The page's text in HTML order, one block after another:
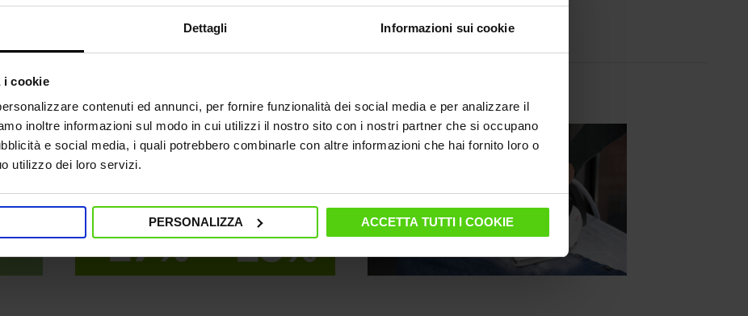
Dettagli Informazioni sui cookie
i cookie
contenuti ed annunci, per fornire funzionalità dei social media e per analizzare il
inoltre informazioni sul modo in cui utilizzi il nostro sito con i nostri partner che si occupano
e social media, i quali potrebbero combinarle con altre informazioni che hai fornito loro o
utilizzo dei loro servizi.
PERSONALIZZA ACCETTA TUTTI I COOKIE